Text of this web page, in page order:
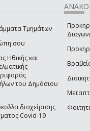
Τμημάτων
σου
Ηθικής και
του Δημόσιου
διαχείρισης
Covid-19